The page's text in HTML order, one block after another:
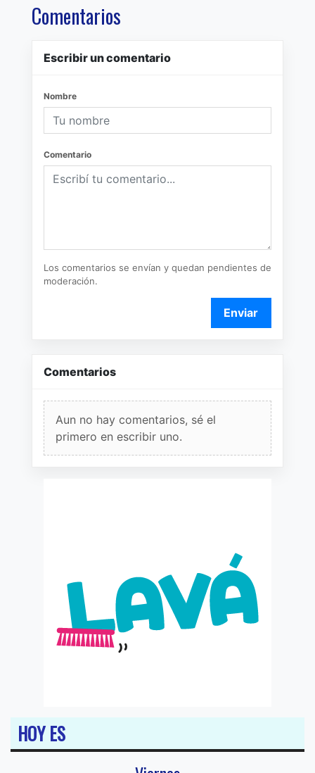
Comentarios
Escribir un comentario
Nombre
Comentario
Los comentarios se envían y quedan pendientes de
moderación.
Enviar
Comentarios
Aun no hay comentarios, sé el
primero en escribir uno.
HOY ES